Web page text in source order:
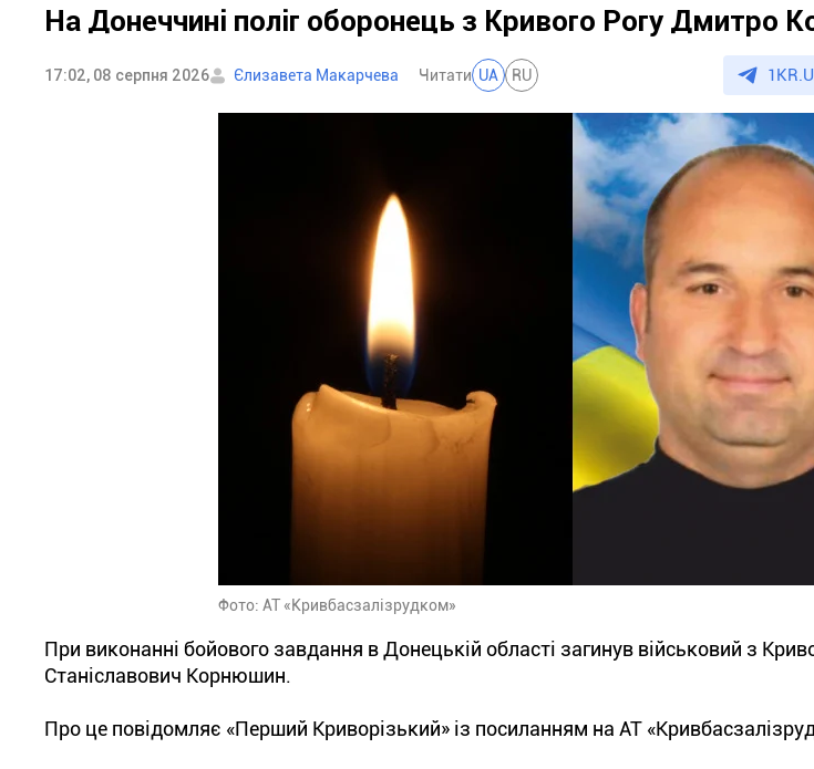
На Донеччині поліг оборонець з Кривого Рогу Дмитро
17:02, 08 серпня 2026 Єлизавета Макарчева Читати UA RU
Фото: АТ «Кривбасзалізрудком»
При виконанні бойового завдання в Донецькій області загинув військовий з
Станіславович Корнюшин.
Про це повідомляє «Перший Криворізький» із посиланням на АТ